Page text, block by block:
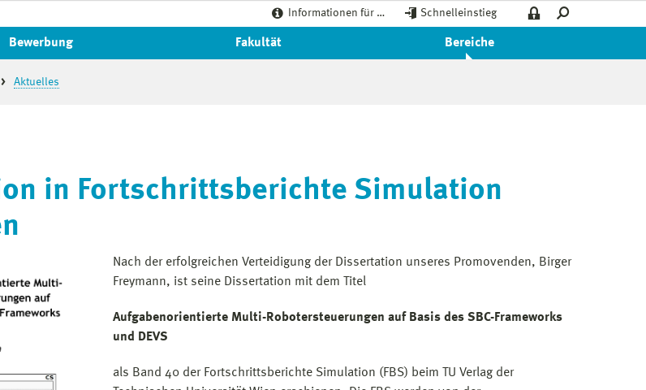
Informationen für … Schnelleinstieg
Bewerbung Fakultät Bereiche
Aktuelles
in Fortschrittsberichte Simulation
Nach der erfolgreichen Verteidigung der Dissertation unseres Promovenden, Birger
Freymann, ist seine Dissertation mit dem Titel
Aufgabenorientierte Multi-Robotersteuerungen auf Basis des SBC-Frameworks
und DEVS
als Band 40 der Fortschrittsberichte Simulation (FBS) beim TU Verlag der